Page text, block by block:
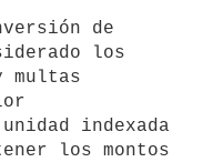
los
multas
indexada
los montos